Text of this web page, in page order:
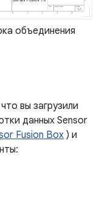
объединения
вы загрузили
данных Sensor
Fusion Box ) и